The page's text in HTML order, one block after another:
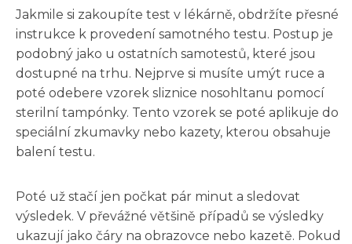
Jakmile si zakoupíte test v lékárně, obdržíte přesné
instrukce k provedení samotného testu. Postup je
podobný jako u ostatních samotestů, které jsou
dostupné na trhu. Nejprve si musíte umýt ruce a
poté odebere vzorek sliznice nosohltanu pomocí
sterilní tampónky. Tento vzorek se poté aplikuje do
speciální zkumavky nebo kazety, kterou obsahuje
balení testu.
Poté už stačí jen počkat pár minut a sledovat
výsledek. V převážné většině případů se výsledky
ukazují jako čáry na obrazovce nebo kazetě. Pokud